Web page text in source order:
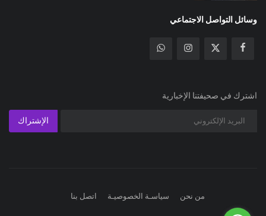
وسائل التواصل الاجتماعي
اشترك في صحيفتنا الإخبارية
الإشتراك
من نحن سياسـة الخصوصيـة اتصل بنا